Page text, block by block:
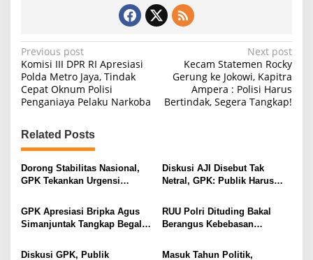
F
i
n
P
o
s
n
a
v
g
a
t
Previous post
Komisi III DPR RI Apresiasi
Polda Metro Jaya, Tindak
Cepat Oknum Polisi
Penganiaya Pelaku Narkoba
Next post
Kecam Statemen Rocky
Gerung ke Jokowi, Kapitra
Ampera : Polisi Harus
Bertindak, Segera Tangkap!
Related Posts
Dorong Stabilitas Nasional,
GPK Tekankan Urgensi
Diskusi AJI Disebut Tak
Netral, GPK: Publik Harus
Opini!
GPK Apresiasi Bripka Agus
Simanjuntak Tangkap Begal
RUU Polri Dituding Bakal
Berangus Kebebasan
Salah Kaprah, Opini
Diskusi GPK, Publik Masuk Tahun Politik,